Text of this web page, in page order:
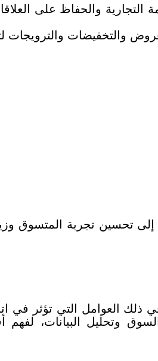
التجارية والحفاظ على
والتخفيضات والترويجات
تحسين تجربة المتسوق
العوامل التي تؤثر في
وتحليل البيانات، لفهم